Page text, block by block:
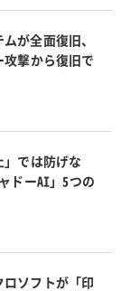
が全面復旧、
撃から復旧で
」では防げな
ドーAI」5つの
ソフトが「印